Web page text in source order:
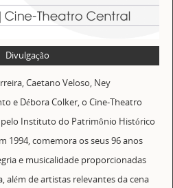
Divulgação
Caetano Veloso, Ney
e Débora Colker, o Cine-Theatro
Instituto do Patrimônio Histórico
1994, comemora os seus 96 anos
e musicalidade proporcionadas
além de artistas relevantes da cena